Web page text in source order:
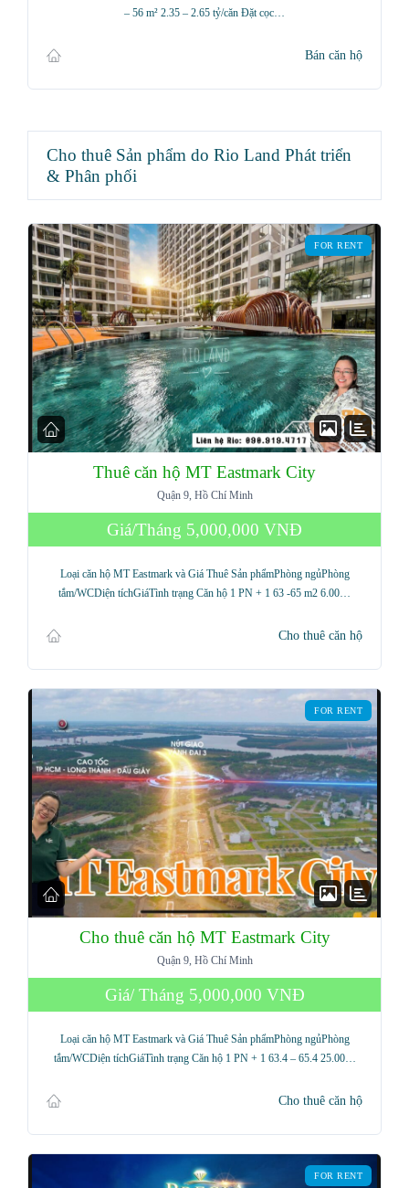
– 56 m² 2.35 – 2.65 tỷ/căn Đặt cọc…
Bán căn hộ
Cho thuê Sản phẩm do Rio Land Phát triển
& Phân phối
FOR RENT
Thuê căn hộ MT Eastmark City
Quận 9, Hồ Chí Minh
Giá/Tháng 5,000,000 VNĐ
Loại căn hộ MT Eastmark và Giá Thuê Sản phẩmPhòng ngủPhòng
tắm/WCDiện tíchGiáTình trạng Căn hộ 1 PN + 1 63 -65 m2 6.00…
Cho thuê căn hộ
FOR RENT
Cho thuê căn hộ MT Eastmark City
Quận 9, Hồ Chí Minh
Giá/ Tháng 5,000,000 VNĐ
Loại căn hộ MT Eastmark và Giá Thuê Sản phẩmPhòng ngủPhòng
tắm/WCDiện tíchGiáTình trạng Căn hộ 1 PN + 1 63.4 – 65.4 25.00…
Cho thuê căn hộ
FOR RENT